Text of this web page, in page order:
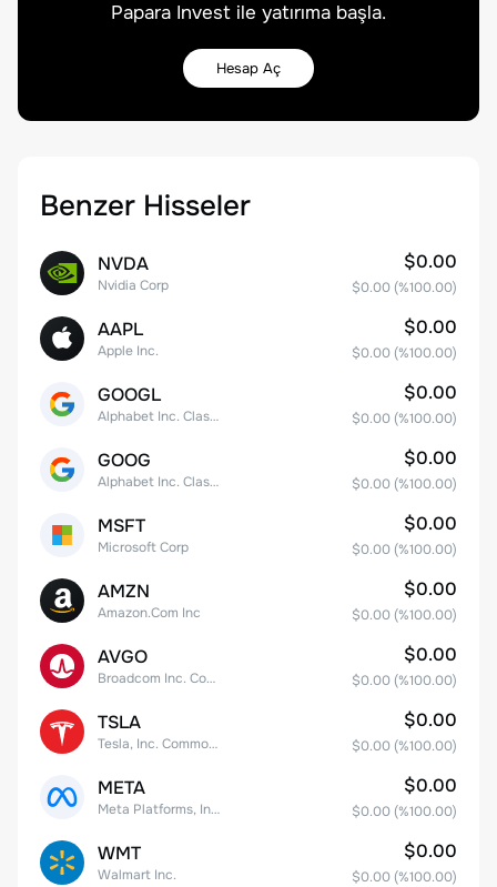
Papara Invest ile yatırıma başla.
Hesap Aç
Benzer Hisseler
NVDA
Nvidia Corp
$0.00
$0.00 (%100.00)
AAPL
Apple Inc.
$0.00
$0.00 (%100.00)
GOOGL
Alphabet Inc. Class A Common Stock
$0.00
$0.00 (%100.00)
GOOG
Alphabet Inc. Class C Capital Stock
$0.00
$0.00 (%100.00)
MSFT
Microsoft Corp
$0.00
$0.00 (%100.00)
AMZN
Amazon.Com Inc
$0.00
$0.00 (%100.00)
AVGO
Broadcom Inc. Common Stock
$0.00
$0.00 (%100.00)
TSLA
Tesla, Inc. Common Stock
$0.00
$0.00 (%100.00)
META
Meta Platforms, Inc. Class A Common Stock
$0.00
$0.00 (%100.00)
WMT
Walmart Inc.
$0.00
$0.00 (%100.00)